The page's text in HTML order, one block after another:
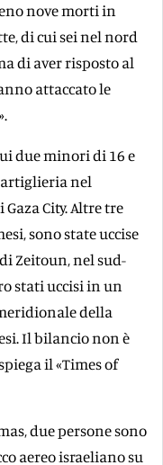
nove morti in
di cui sei nel nord
di aver risposto al
attaccato le
due minori di 16 e
nel
City. Altre tre
sono state uccise
Zeitoun, nel sud-
stati uccisi in un
della
Il bilancio non è
il «Times of
due persone sono
aereo israeliano su